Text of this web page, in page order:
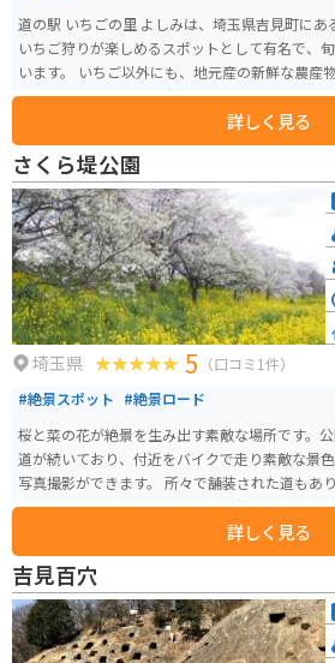
道の駅 いちごの里 よしみは、埼玉県吉見町にある道の駅で
いちご狩りが楽しめるスポットとして有名で、
います。 いちご以外にも、地元産の新鮮な農産
にも最適です。 また、併設のレストランでは、
料理を楽しむことができます。 特に、いちごを
で、ぜひ味わってみてください。 バイクで訪れる場合、駐車場も広々として
いるので安心です。 周辺には、緑豊かな田園風
グの休憩スポットとしても最適です。 道の駅 い
延ばせば、吉見百穴などの歴史的な観光スポッ
詳しく見る
さくら堤公園
埼玉県 5 （口コミ1件）
#絶景スポット #絶景ロード
桜と菜の花が絶景を生み出す素敵な場所です。
道が続いており、付近をバイクで走り素敵な景
写真撮影ができます。 所々で舗装された道もあ
すくて良かったです。訪れるなら春がオススメ
詳しく見る
吉見百穴